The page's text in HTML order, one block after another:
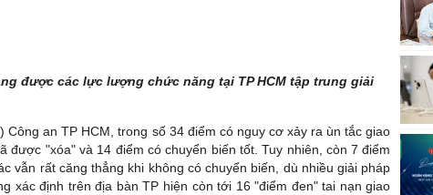
được các lực lượng chức năng tại TP HCM tập trung giải
an TP HCM, trong số 34 điểm có nguy cơ xảy ra ùn tắc giao
"xóa" và 14 điểm có chuyển biến tốt. Tuy nhiên, còn 7 điểm
vẫn rất căng thẳng khi không có chuyển biến, dù nhiều giải pháp
xác định trên địa bàn TP hiện còn tới 16 "điểm đen" tai nạn giao